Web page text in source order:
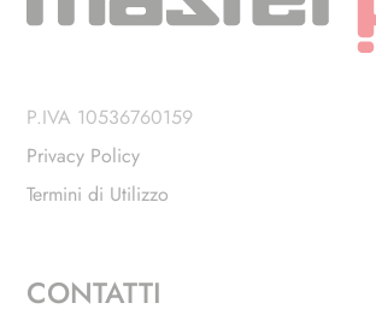
P.IVA 10536760159
Privacy Policy
Termini di Utilizzo
CONTATTI